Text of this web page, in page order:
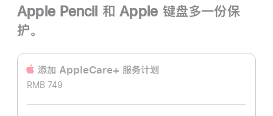
Apple Pencil 和 Apple 键盘多一份保
护。
添加 AppleCare+ 服务计‍划
RMB 749